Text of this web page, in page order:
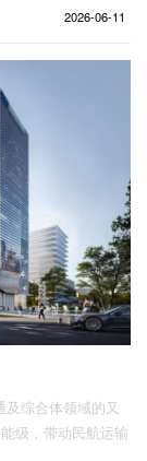
2026-06-11
综合体领域的又
级，带动民航运输